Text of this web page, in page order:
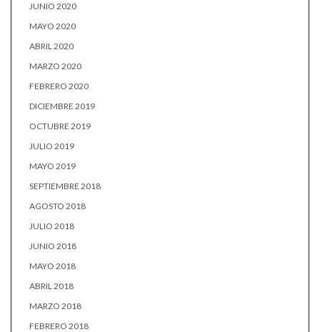
JUNIO 2020
MAYO 2020
ABRIL 2020
MARZO 2020
FEBRERO 2020
DICIEMBRE 2019
OCTUBRE 2019
JULIO 2019
MAYO 2019
SEPTIEMBRE 2018
AGOSTO 2018
JULIO 2018
JUNIO 2018
MAYO 2018
ABRIL 2018
MARZO 2018
FEBRERO 2018